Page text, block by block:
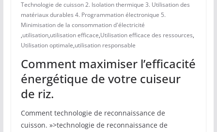
Technologie de cuisson 2. Isolation thermique 3. Utilisation des
matériaux durables 4. Programmation électronique 5.
Minimisation de la consommation d'électricité
,utilisation,utilisation efficace,Utilisation efficace des ressources,
Utilisation optimale,utilisation responsable
Comment maximiser l’efficacité
énergétique de votre cuiseur
de riz.
Comment technologie de reconnaissance de
cuisson. »>technologie de reconnaissance de